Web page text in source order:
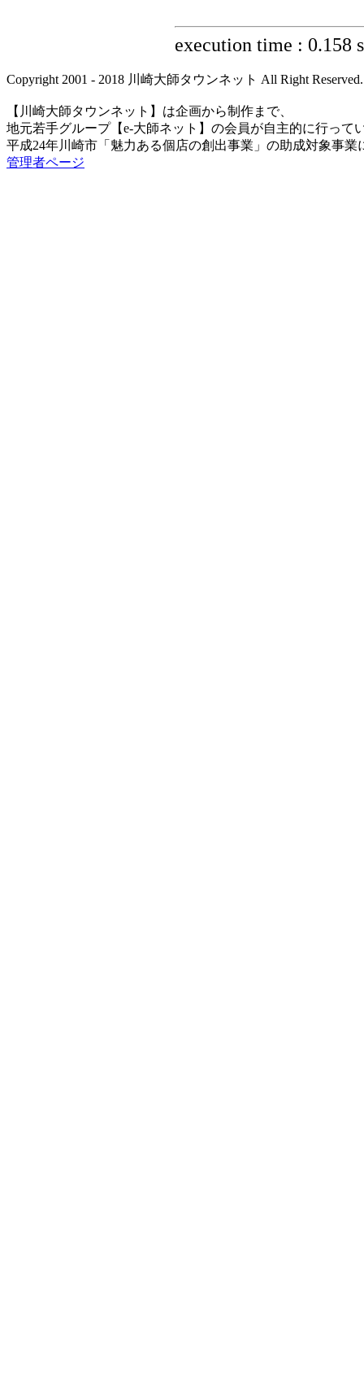
execution time : 0.158
Copyright 2001 - 2018 川崎大師タウンネット All Right Reserved.
【川崎大師タウンネット】は企画から制作まで、
地元若手グループ【e-大師ネット】の会員が自主的に行って
平成24年川崎市「魅力ある個店の創出事業」の助成対象事業
管理者ページ